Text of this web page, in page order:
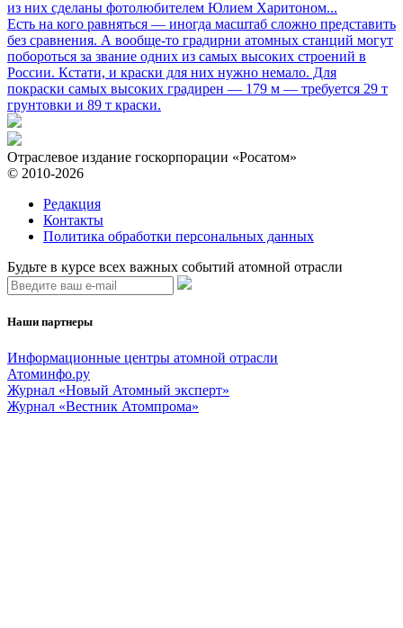
из них сделаны фотолюбителем Юлием Харитоном...
Есть на кого равняться — иногда масштаб сложно представить
без сравнения. А вообще-то градирни атомных станций могут
побороться за звание одних из самых высоких строений в
России. Кстати, и краски для них нужно немало. Для
покраски самых высоких градирен — 179 м — требуется 29 т
грунтовки и 89 т краски.
Отраслевое издание госкорпорации «Росатом»
© 2010-2026
Редакция
Контакты
Политика обработки персональных данных
Будьте в курсе всех важных событий атомной отрасли
Наши партнеры
Информационные центры атомной отрасли
Атоминфо.ру
Журнал «Новый Атомный эксперт»
Журнал «Вестник Атомпрома»